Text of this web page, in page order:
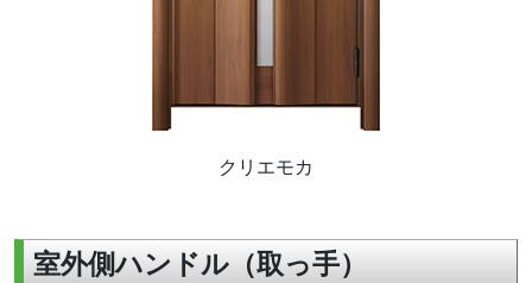
クリエモカ
室外側ハンドル（取っ手）